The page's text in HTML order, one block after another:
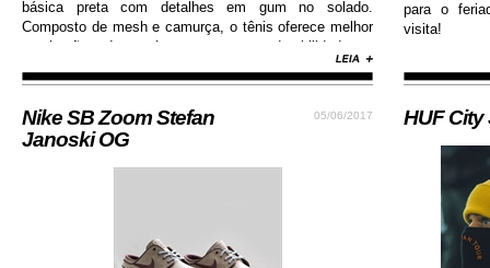
básica preta com detalhes em gum no solado.
Composto de mesh e camurça, o tênis oferece melhor
respiração dos pés e garante durabilidade e
05/06/2017
Nike SB Zoom Stefan
Janoski OG
para o
visita!
HUF City